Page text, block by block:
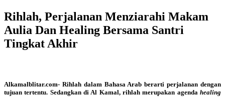
Rihlah, Perjalanan Menziarahi Makam
Aulia Dan Healing Bersama Santri
Tingkat Akhir
Alkamalblitar.com- Rihlah dalam Bahasa Arab berarti perjalanan dengan
tujuan tertentu. Sedangkan di Al Kamal, rihlah merupakan agenda healing